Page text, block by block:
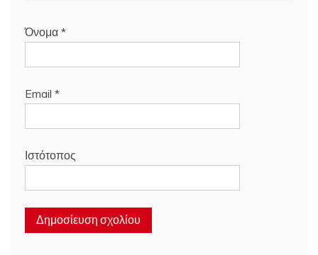
Όνομα *
Email *
Ιστότοπος